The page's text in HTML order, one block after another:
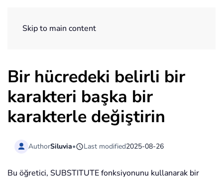
Skip to main content
Bir hücredeki belirli bir
karakteri başka bir
karakterle değiştirin
AuthorSiluvia• Last modified2025-08-26
Bu öğretici, SUBSTITUTE fonksiyonunu kullanarak bir